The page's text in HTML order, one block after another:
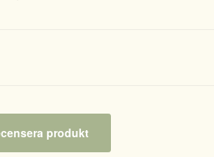
produkt